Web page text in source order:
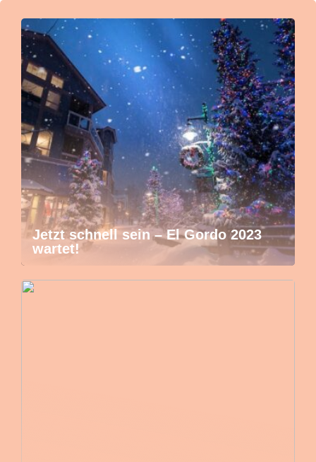
Jetzt schnell sein – El Gordo 2023
wartet!